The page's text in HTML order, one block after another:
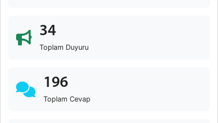
34
Toplam Duyuru
196
Toplam Cevap